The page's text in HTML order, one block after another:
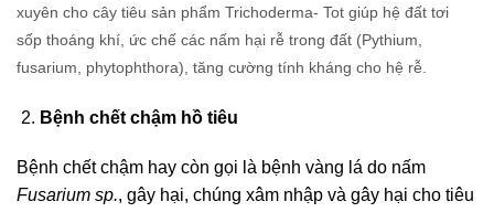
xuyên cho cây tiêu sản phẩm Trichoderma- Tot giúp hệ đất tơi
sốp thoáng khí, ức chế các nấm hại rễ trong đất (Pythium,
fusarium, phytophthora), tăng cường tính kháng cho hệ rễ.
Bệnh chết chậm hồ tiêu
Bệnh chết chậm hay còn gọi là bệnh vàng lá do nấm
Fusarium sp., gây hại, chúng xâm nhập và gây hại cho tiêu